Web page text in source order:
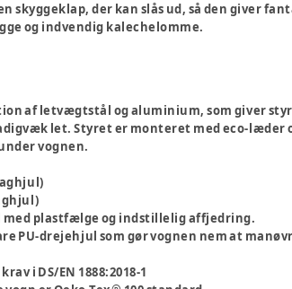
skyggeklap, der kan slås ud, så den giver
og indvendig kalechelomme.
af letvægtstål og aluminium, som giver
let. Styret er monteret med eco-læder
vognen.
med plastfælge og indstillelig affjedring.
PU-drejehjul som gør vognen nem at
i DS/EN 1888:2018-1